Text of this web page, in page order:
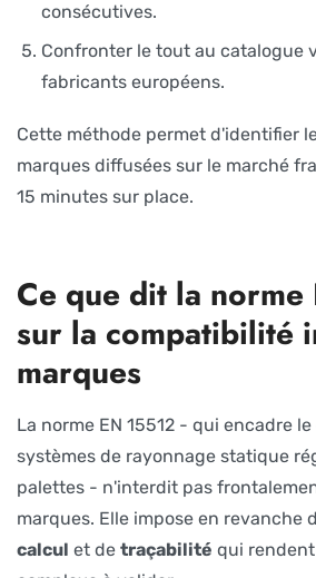
consécutives.
Confronter le tout au catalogue
fabricants européens.
Cette méthode permet d'identifier
marques diffusées sur le marché
15 minutes sur place.
Ce que dit la norme
sur la compatibilité
marques
La norme EN 15512 - qui encadre
systèmes de rayonnage statique
palettes - n'interdit pas
marques. Elle impose en revanche
calcul et de traçabilité qui